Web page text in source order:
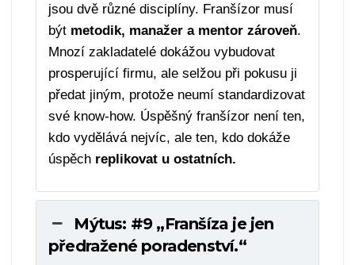
jsou dvě různé disciplíny. Franšízor musí
být metodik, manažer a mentor zároveň.
Mnozí zakladatelé dokážou vybudovat
prosperující firmu, ale selžou při pokusu ji
předat jiným, protože neumí standardizovat
své know-how. Úspěšný franšízor není ten,
kdo vydělává nejvíc, ale ten, kdo dokáže
úspěch replikovat u ostatních.
Mýtus: #9 „Franšíza je jen
předražené poradenství.“